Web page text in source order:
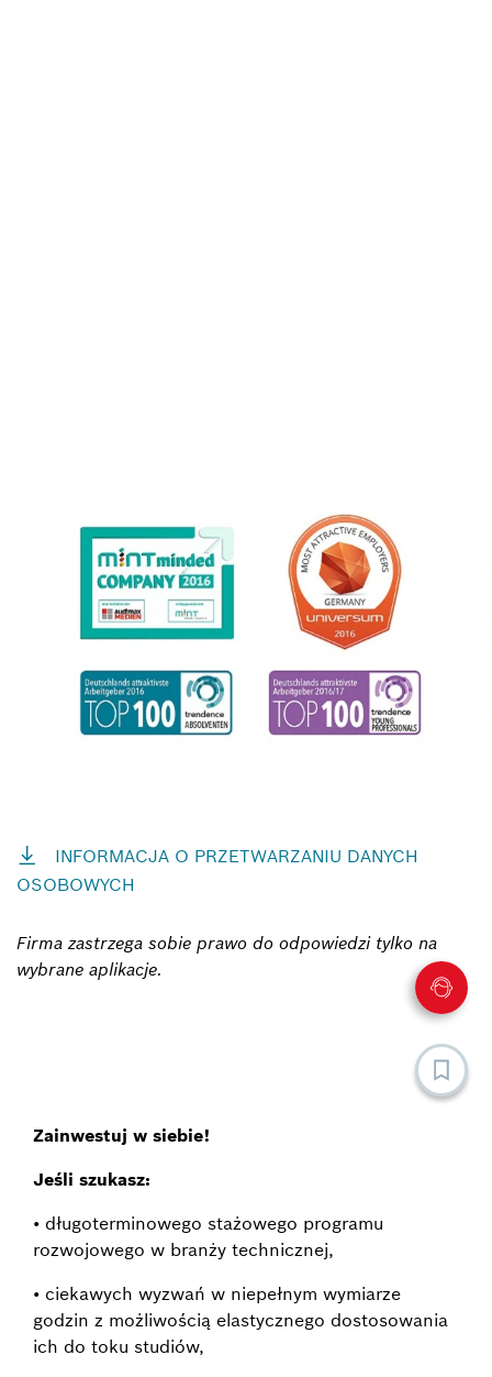
INFORMACJA O PRZETWARZANIU DANYCH
OSOBOWYCH
Firma zastrzega sobie prawo do odpowiedzi tylko na
wybrane aplikacje.
Zainwestuj w siebie!
Jeśli szukasz:
• długoterminowego stażowego programu
rozwojowego w branży technicznej,
• ciekawych wyzwań w niepełnym wymiarze
godzin z możliwością elastycznego dostosowania
ich do toku studiów,